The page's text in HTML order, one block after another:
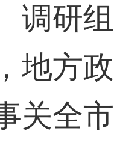
研组
地方
关全